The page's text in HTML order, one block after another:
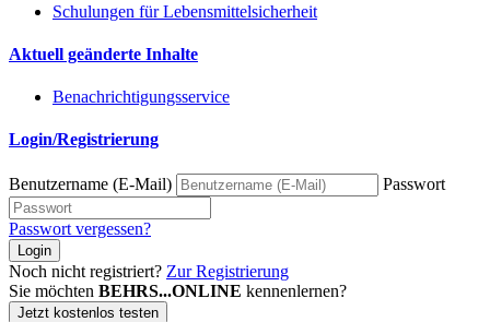
Schulungen für Lebensmittelsicherheit
Aktuell geänderte Inhalte
Benachrichtigungsservice
Login/Registrierung
Benutzername (E-Mail) Passwort
Passwort vergessen?
Login
Noch nicht registriert? Zur Registrierung
Sie möchten BEHRS...ONLINE kennenlernen?
Jetzt kostenlos testen